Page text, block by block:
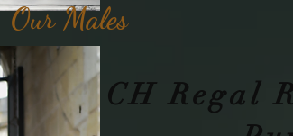
Our Males
CH Regal